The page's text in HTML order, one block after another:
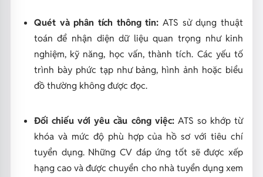
Quét và phân tích thông tin: ATS sử dụng thuật
toán để nhận diện dữ liệu quan trọng như kinh
nghiệm, kỹ năng, học vấn, thành tích. Các yếu tố
trình bày phức tạp như bảng, hình ảnh hoặc biểu
đồ thường không được đọc.
Đối chiếu với yêu cầu công việc:ATS so khớp từ
khóa và mức độ phù hợp của hồ sơ với tiêu chí
tuyển dụng. Những CV đáp ứng tốt sẽ được xếp
hạng cao và được chuyển cho nhà tuyển dụng xem